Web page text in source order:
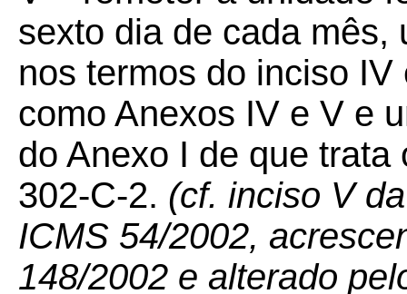
sexto dia de cada mês,
nos termos do inciso
como Anexos IV e V e
do Anexo I de que trata
302-C-2. (cf. inciso V
ICMS 54/2002,
148/2002 e alterado